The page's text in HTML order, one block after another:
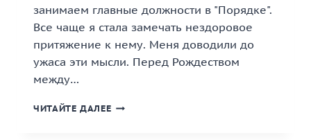
занимаем главные должности в "Порядке".
Все чаще я стала замечать нездоровое
притяжение к нему. Меня доводили до
ужаса эти мысли. Перед Рождеством
между…
ЧИТАЙТЕ ДАЛЕЕ «РОЖДЕСТВЕНСКИЕ